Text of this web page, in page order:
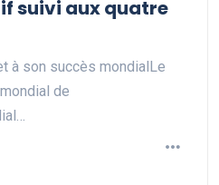
suivi aux quatre
à son succès mondialLe
de